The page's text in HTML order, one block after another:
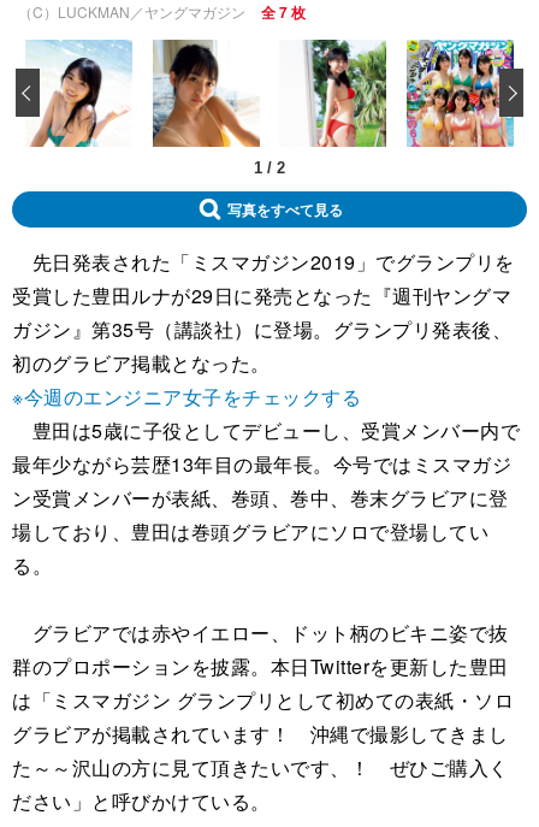
（C）LUCKMAN／ヤングマガジン 全 7 枚
1 / 2
‹
写真をすべて見る
先日発表された「ミスマガジン2019」でグランプリを
受賞した豊田ルナが29日に発売となった『週刊ヤングマ
ガジン』第35号（講談社）に登場。グランプリ発表後、
初のグラビア掲載となった。
※今週のエンジニア女子をチェックする
豊田は5歳に子役としてデビューし、受賞メンバー内で
最年少ながら芸歴13年目の最年長。今号ではミスマガジ
ン受賞メンバーが表紙、巻頭、巻中、巻末グラビアに登
場しており、豊田は巻頭グラビアにソロで登場してい
る。
グラビアでは赤やイエロー、ドット柄のビキニ姿で抜
群のプロポーションを披露。本日Twitterを更新した豊田
は「ミスマガジン グランプリとして初めての表紙・ソロ
グラビアが掲載されています！ 沖縄で撮影してきまし
た～～沢山の方に見て頂きたいです、！ ぜひご購入く
ださい」と呼びかけている。